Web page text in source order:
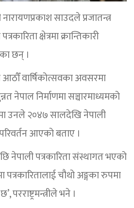
नारायणप्रकाश साउदले प्रजातन्त्र
क्षेत्रमा क्रान्तिकारी
छन् ।
वार्षिकोत्सवका अवसरमा
नेपाल निर्माणमा सञ्चारमाध्यमको
उनले २०४७ सालदेखि नेपाली
परिवर्तन आएको बताए ।
नेपाली पत्रकारिता संस्थागत भएको
पत्रकारितालाई चौथो अङ्गका रुपमा
परराष्ट्रमन्त्रीले भने ।